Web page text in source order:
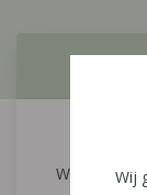
We mailen
Wij